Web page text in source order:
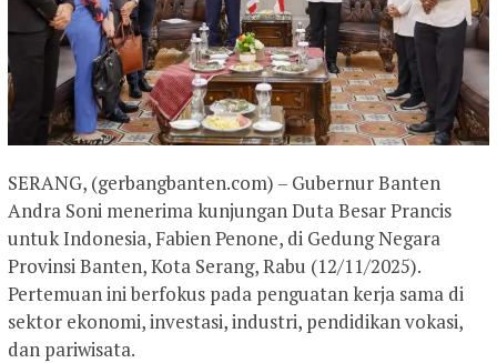
SERANG, (gerbangbanten.com) – ​Gubernur Banten
Andra Soni menerima kunjungan Duta Besar Prancis
untuk Indonesia, Fabien Penone, di Gedung Negara
Provinsi Banten, Kota Serang, Rabu (12/11/2025).
Pertemuan ini berfokus pada penguatan kerja sama di
sektor ekonomi, investasi, industri, pendidikan vokasi,
dan pariwisata.